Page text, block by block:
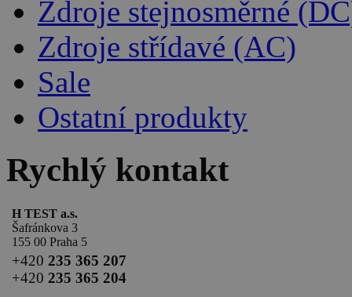
Zdroje stejnosměrné
Zdroje střídavé (AC)
Sale
Ostatní produkty
Rychlý kontakt
H TEST a.s.
Šafránkova 3
155 00 Praha 5
+420 235 365 207
+420 235 365 204